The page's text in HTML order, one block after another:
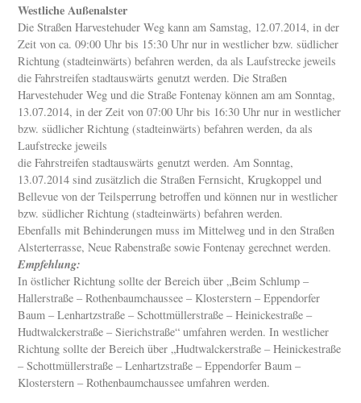
Westliche Außenalster
Die Straßen Harvestehuder Weg kann am Samstag, 12.07.2014, in der
Zeit von ca. 09:00 Uhr bis 15:30 Uhr nur in westlicher bzw. südlicher
Richtung (stadteinwärts) befahren werden, da als Laufstrecke jeweils
die Fahrstreifen stadtauswärts genutzt werden. Die Straßen
Harvestehuder Weg und die Straße Fontenay können am am Sonntag,
13.07.2014, in der Zeit von 07:00 Uhr bis 16:30 Uhr nur in westlicher
bzw. südlicher Richtung (stadteinwärts) befahren werden, da als
Laufstrecke jeweils
die Fahrstreifen stadtauswärts genutzt werden. Am Sonntag,
13.07.2014 sind zusätzlich die Straßen Fernsicht, Krugkoppel und
Bellevue von der Teilsperrung betroffen und können nur in westlicher
bzw. südlicher Richtung (stadteinwärts) befahren werden.
Ebenfalls mit Behinderungen muss im Mittelweg und in den Straßen
Alsterterrasse, Neue Rabenstraße sowie Fontenay gerechnet werden.
Empfehlung:
In östlicher Richtung sollte der Bereich über „Beim Schlump –
Hallerstraße – Rothenbaumchaussee – Klosterstern – Eppendorfer
Baum – Lenhartzstraße – Schottmüllerstraße – Heinickestraße –
Hudtwalckerstraße – Sierichstraße“ umfahren werden. In westlicher
Richtung sollte der Bereich über „Hudtwalckerstraße – Heinickestraße
– Schottmüllerstraße – Lenhartzstraße – Eppendorfer Baum –
Klosterstern – Rothenbaumchaussee umfahren werden.